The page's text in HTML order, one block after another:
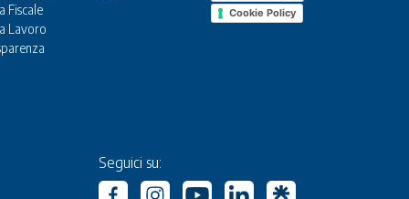
Fiscale
Lavoro
Cookie Policy
Seguici su: